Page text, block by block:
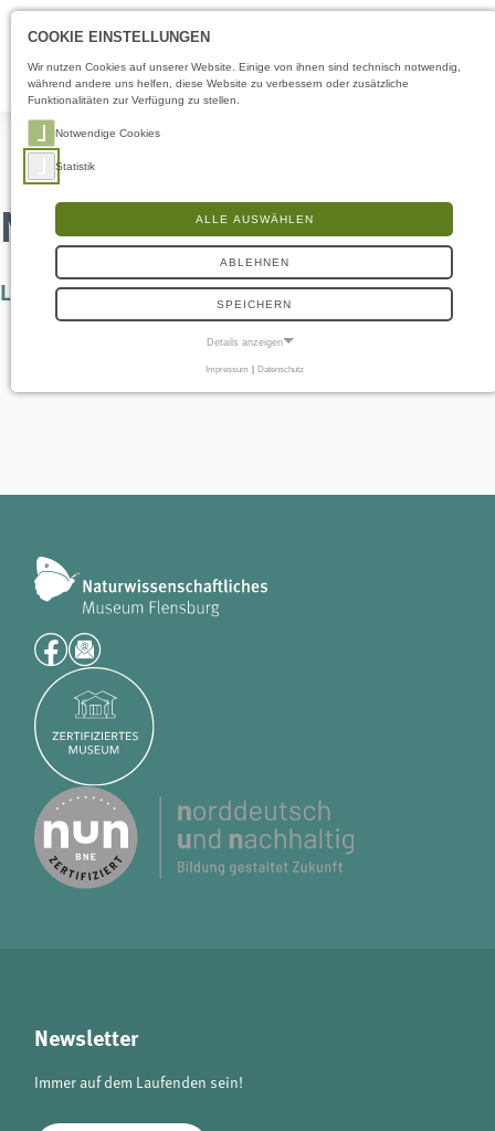
Öffnungszeiten
NATURforbunden
Livet i Grønland…
Newsletter
Immer auf dem Laufenden sein!
COOKIE EINSTELLUNGEN
Wir nutzen Cookies auf unserer Website. Einige von ihnen sind technisch notwendig,
während andere uns helfen, diese Website zu verbessern oder zusätzliche
Funktionalitäten zur Verfügung zu stellen.
Notwendige Cookies
Statistik
ALLE AUSWÄHLEN
ABLEHNEN
SPEICHERN
Details anzeigen
Name:
naturwissenschaftliches-museum.de
Zweck:
Cookie Laufzeit:
Session
Einverständnis-Cookie
Name:
cookie_consent
Zweck:
Dieser Cookie speichert die ausgewählten Einverständnis-Optionen des Benutzers
Cookie Laufzeit:
1 Jahr
Anbieter:
Impressum | Datenschutz